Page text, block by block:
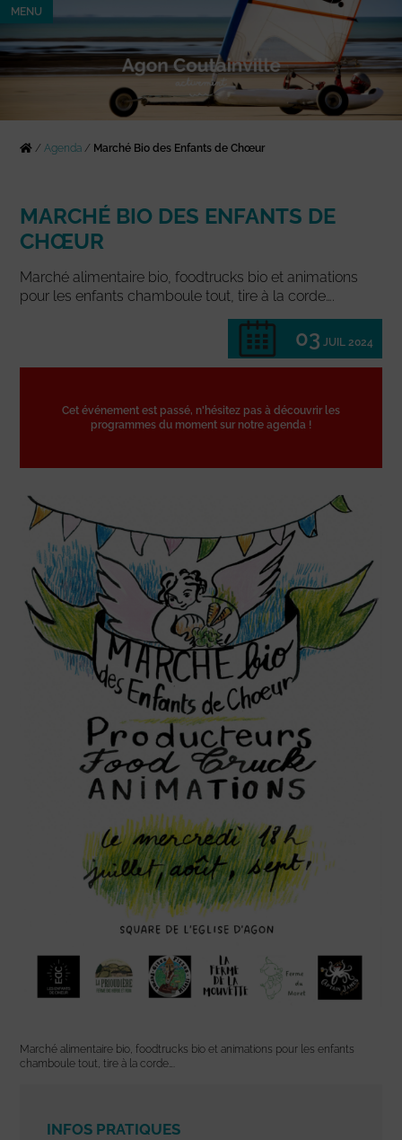
MENU
/Agenda / Marché Bio des Enfants de Chœur
MARCHÉ BIO DES ENFANTS DE
CHŒUR
Marché alimentaire bio, foodtrucks bio et animations
pour les enfants chamboule tout, tire à la corde….
03 JUIL 2024
Cet événement est passé, n'hésitez pas à découvrir les
programmes du moment sur notre agenda !
Marché alimentaire bio, foodtrucks bio et animations pour les enfants
chamboule tout, tire à la corde….
INFOS PRATIQUES